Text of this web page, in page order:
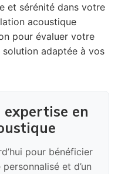
et sérénité dans votre
acoustique
pour évaluer votre
adaptée à vos
en
pour bénéficier
et d’un